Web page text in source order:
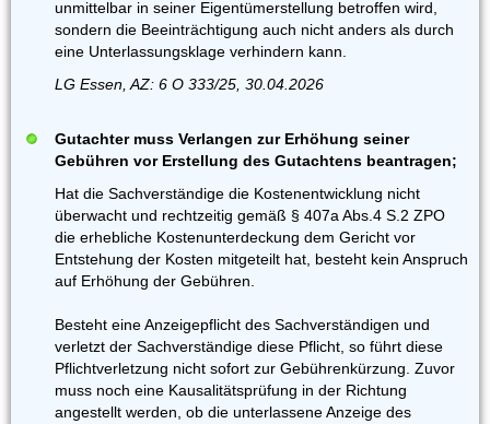
unmittelbar in seiner Eigentümerstellung betroffen wird,
sondern die Beeinträchtigung auch nicht anders als durch
eine Unterlassungsklage verhindern kann.
LG Essen, AZ: 6 O 333/25, 30.04.2026
Gutachter muss Verlangen zur Erhöhung seiner
Gebühren vor Erstellung des Gutachtens beantragen;
Hat die Sachverständige die Kostenentwicklung nicht
überwacht und rechtzeitig gemäß § 407a Abs.4 S.2 ZPO
die erhebliche Kostenunterdeckung dem Gericht vor
Entstehung der Kosten mitgeteilt hat, besteht kein Anspruch
auf Erhöhung der Gebühren.
Besteht eine Anzeigepflicht des Sachverständigen und
verletzt der Sachverständige diese Pflicht, so führt diese
Pflichtverletzung nicht sofort zur Gebührenkürzung. Zuvor
muss noch eine Kausalitätsprüfung in der Richtung
angestellt werden, ob die unterlassene Anzeige des